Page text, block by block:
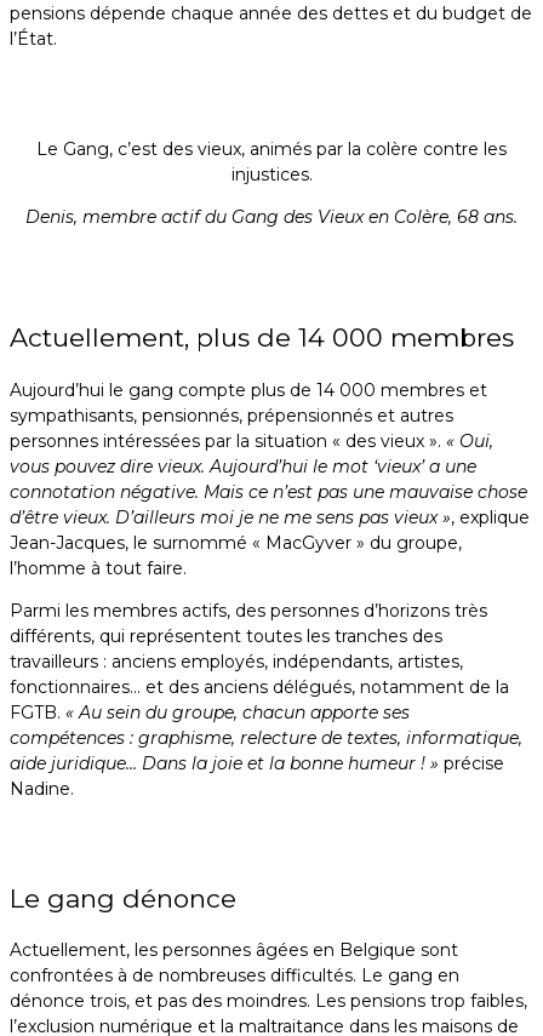
pensions dépende chaque année des dettes et du budget de
l’État.
Le Gang, c’est des vieux, animés par la colère contre les
injustices.
Denis, membre actif du Gang des Vieux en Colère, 68 ans.
Actuellement, plus de 14 000 membres
Aujourd’hui le gang compte plus de 14 000 membres et
sympathisants, pensionnés, prépensionnés et autres
personnes intéressées par la situation « des vieux ». « Oui,
vous pouvez dire vieux. Aujourd’hui le mot ‘vieux’ a une
connotation négative. Mais ce n’est pas une mauvaise chose
d’être vieux. D’ailleurs moi je ne me sens pas vieux », explique
Jean-Jacques, le surnommé « MacGyver » du groupe,
l’homme à tout faire.
Parmi les membres actifs, des personnes d’horizons très
différents, qui représentent toutes les tranches des
travailleurs : anciens employés, indépendants, artistes,
fonctionnaires… et des anciens délégués, notamment de la
FGTB. « Au sein du groupe, chacun apporte ses
compétences : graphisme, relecture de textes, informatique,
aide juridique… Dans la joie et la bonne humeur ! » précise
Nadine.
Le gang dénonce
Actuellement, les personnes âgées en Belgique sont
confrontées à de nombreuses difficultés. Le gang en
dénonce trois, et pas des moindres. Les pensions trop faibles,
l’exclusion numérique et la maltraitance dans les maisons de